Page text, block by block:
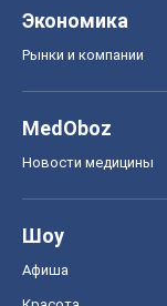
Экономика
Рынки и компании
MedOboz
Новости медицины
Шоу
Афиша